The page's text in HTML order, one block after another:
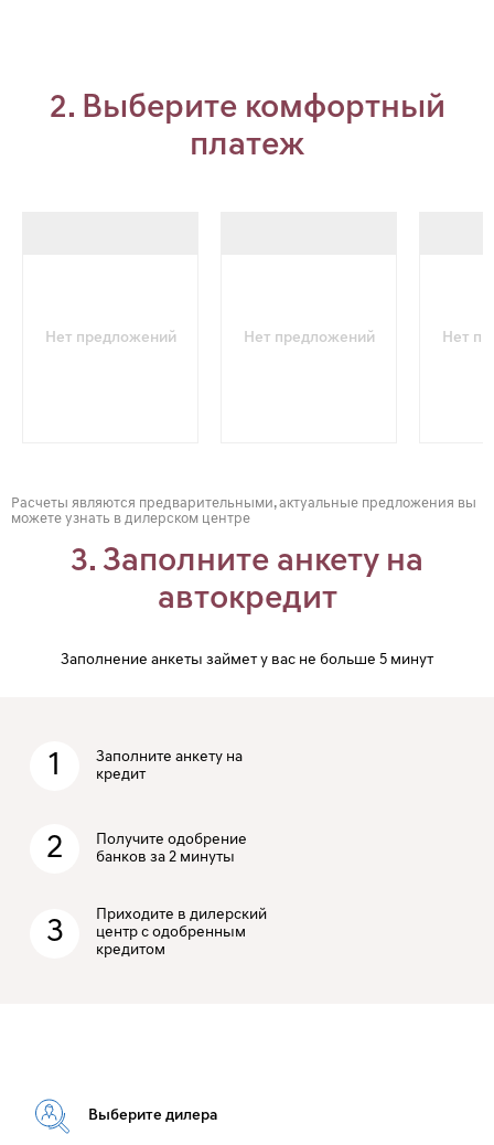
2. Выберите комфортный
платеж
Нет предложений Нет предложений Нет
Расчеты являются предварительными, актуальные предложения вы
можете узнать в дилерском центре
3. Заполните анкету на
автокредит
Заполнение анкеты займет у вас не больше 5 минут
1
Заполните анкету на
кредит
2
Получите одобрение
банков за 2 минуты
3
Приходите в дилерский
центр с одобренным
кредитом
Выберите дилера